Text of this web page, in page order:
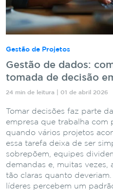
Gestão de Projetos
Gestão de dados:
tomada de decisão
24 min de leitura | 01 de abril 2026
Tomar decisões faz parte
empresa que trabalha com
quando vários projetos
essa tarefa deixa de ser
sobrepõem, equipes
demandas e, muitas vezes,
tão claras quanto
líderes percebem um